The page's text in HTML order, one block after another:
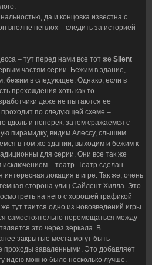
да и концовка известна с
вполне неплох – следить за историей
– тут перед нами все тот же Silent
частям серии. Бежим в здание,
бежим в следующее. Однако, если в
прохождения хоть как то
даже не пытаются ее
по следующей схеме –
вдоль и поперек, затем сражаемся с
пирамидку, видим Алессу, слышим
в том же здании, выходим и бежим к
для серии. Они все так же
– театр. Театр сделан
интересная локация в игре. Так же, очень
сторона улиц Сайлент Хилла. Это
на него с хорошей графикой
тут таится одно из нововведений игры.
самостоятельно перемещаться между
это через зеркала. В
закрытые места могут быть
проходы заваленными. Это добавляет
идею можно было несколько лучше.